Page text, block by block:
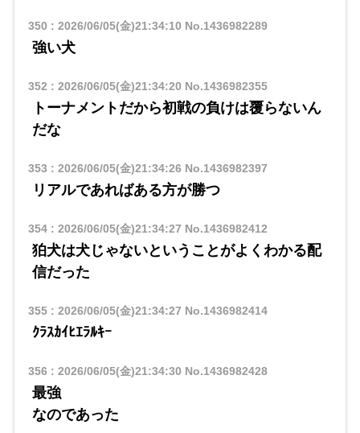
350 : 2026/06/05(金)21:34:10 No.1436982289
強い犬
352 : 2026/06/05(金)21:34:20 No.1436982355
トーナメントだから初戦の負けは覆らないん
だな
353 : 2026/06/05(金)21:34:26 No.1436982397
リアルであればある方が勝つ
354: 2026/06/05(金)21:34:27 No.1436982412
狛犬は犬じゃないということがよくわかる配
信だった
355: 2026/06/05(金)21:34:27 No.1436982414
ｸﾗｽｶｲﾋｴﾗﾙｷｰ
356 : 2026/06/05(金)21:34:30 No.1436982428
最強
なのであった